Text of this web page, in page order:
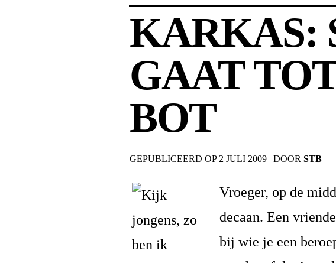
KARKAS:
GAAT
BOT
GEPUBLICEERD OP 2 JULI 2009 |DOOR STB
Vroeger, op de
decaan. Een
bij wie je een